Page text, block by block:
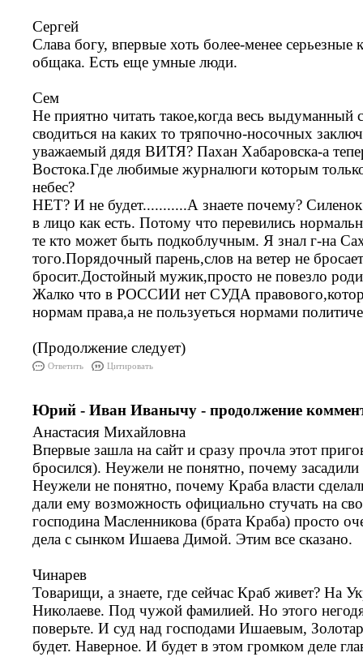
Сергей
Слава богу, впервые хоть более-менее серьезные
общака. Есть еще умные люди.
Сем
Не приятно читать такое,когда весь выдуманный
сводиться на каких то тряпочно-носочных
уважаемый дядя ВИТЯ? Пахан Хабаровска-а
Востока.Где любимые журналюги которым
небес?
НЕТ? И не будет...........А знаете почему? Силенок
в лицо как есть. Потому что перевились
те кто может быть подкоблучным. Я знал г-на
того.Порядочный парень,слов на ветер не
бросит.Достойный мужик,просто не повезло
Жалко что в РОССИИ нет СУДА
нормам права,а не пользуеться нормами
(Продолжение следует)
Ответить Цитировать
Юрий - Иван Иванычу - продолжение
Анастасия Михайловна
Впервые зашла на сайт и сразу прочла этот
бросился). Неужели не понятно, почему
Неужели не понятно, почему Краба власти
дали ему возможность официально стучать на
господина Масленникова (брата Краба) просто
дела с сынком Ишаева Димой. Этим все сказано.
Чинарев
Товарищи, а знаете, где сейчас Краб живет? На
Николаеве. Под чужой фамилией. Но этого
поверьте. И суд над господами Ишаевым,
будет. Наверное. И будет в этом громком деле